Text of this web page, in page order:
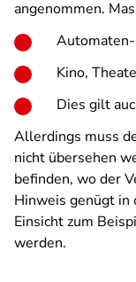
angenommen.
Kino,
Dies gilt
Allerdings muss
nicht übersehen
befinden, wo der
Hinweis genügt in
Einsicht zum
werden.